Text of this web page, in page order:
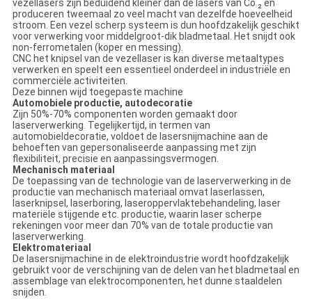
vezellasers zijn beduidend kleiner dan de lasers van Co ₂ en
produceren tweemaal zo veel macht van dezelfde hoeveelheid
stroom. Een vezel scherp systeem is dun hoofdzakelijk geschikt
voor verwerking voor middelgroot-dik bladmetaal. Het snijdt ook
non-ferrometalen (koper en messing).
CNC het knipsel van de vezellaser is kan diverse metaaltypes
verwerken en speelt een essentieel onderdeel in industriële en
commerciële activiteiten.
Deze binnen wijd toegepaste machine
Automobiele productie, autodecoratie
Zijn 50%-70% componenten worden gemaakt door
laserverwerking. Tegelijkertijd, in termen van
automobieldecoratie, voldoet de lasersnijmachine aan de
behoeften van gepersonaliseerde aanpassing met zijn
flexibiliteit, precisie en aanpassingsvermogen.
Mechanisch materiaal
De toepassing van de technologie van de laserverwerking in de
productie van mechanisch materiaal omvat laserlassen,
laserknipsel, laserboring, laseroppervlaktebehandeling, laser
materiële stijgende etc. productie, waarin laser scherpe
rekeningen voor meer dan 70% van de totale productie van
laserverwerking.
Elektromateriaal
De lasersnijmachine in de elektroindustrie wordt hoofdzakelijk
gebruikt voor de verschijning van de delen van het bladmetaal en
assemblage van elektrocomponenten, het dunne staaldelen
snijden.